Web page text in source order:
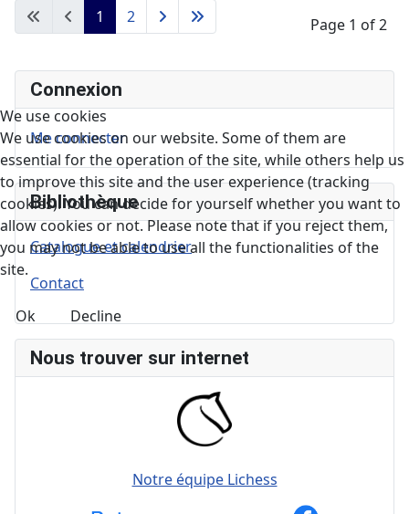
Page 1 of 2
1 2
Connexion
Me connecter
Bibliothèque
Catalogue et calendrier
Contact
Nous trouver sur internet
Notre équipe Lichess
We use cookies
We use cookies on our website. Some of them are
essential for the operation of the site, while others help us
to improve this site and the user experience (tracking
cookies). You can decide for yourself whether you want to
allow cookies or not. Please note that if you reject them,
you may not be able to use all the functionalities of the
site.
Ok Decline